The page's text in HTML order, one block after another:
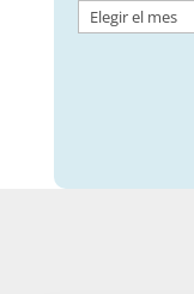
Archivos